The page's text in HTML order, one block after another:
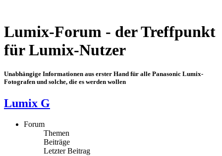
Lumix-Forum - der Treffpunkt
für Lumix-Nutzer
Unabhängige Informationen aus erster Hand für alle Panasonic Lumix-
Fotografen und solche, die es werden wollen
Lumix G
Forum
Themen
Beiträge
Letzter Beitrag